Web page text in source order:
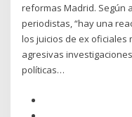
reformas Madrid. Según
periodistas, “hay una
los juicios de ex oficiales
agresivas
políticas…